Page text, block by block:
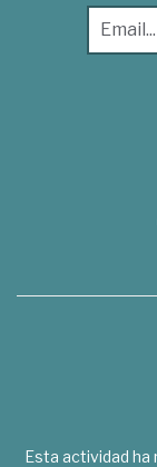
Esta actividad ha